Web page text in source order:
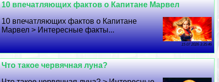
10 впечатляющих фактов о Капитане Марвел
10 впечатляющих фактов о Капитане
Марвел > Интересные факты...
15 07 2026 3:35:46
Что такое червячная луна?